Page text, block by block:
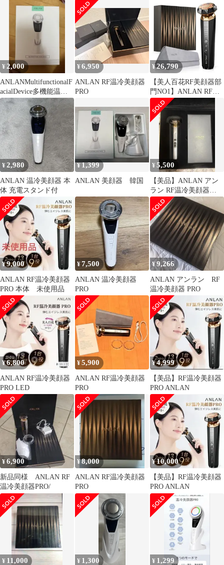
¥ 2,000
ANLANMultifunctionalF
acialDevice多機能温冷
美顔器
¥6,950
ANLAN RF温冷美顔器
PRO
¥26,790
【美人百花RF美顔器部
門NO1】ANLAN RF温
冷美顔器PRO EMS イオ
ン リフトケア 表情筋
led 光フォトエステ
2MHz 高周波 温冷ケア
1台9役 多機能 18K純金
メッキ 年齢肌対策pms
¥2,980
ANLAN 温冷美顔器 本
体 充電スタンド付
¥1,399
ANLAN 美顔器 韓国
¥5,500
【美品】ANLAN アン
ラン RF温冷美顔器
PRO 付属品全て新品
¥9,000
ANLAN RF温冷美顔器
PRO 本体 未使用品
¥7,500
ANLAN 温冷美顔器
PRO
¥9,266
ANLAN アンラン RF
温冷美顔器 PRO
¥6,800
ANLAN RF温冷美顔器
PRO LED
¥5,900
ANLAN RF温冷美顔器
PRO
¥4,999
【美品】RF温冷美顔器
PRO ANLAN
¥6,900
新品同様 ANLAN RF
温冷美顔器PRO/
¥ 8,000
ANLAN RF温冷美顔器
PRO
¥10,000
【美品】RF温冷美顔器
PRO ANLAN
¥ 11,000 ¥ 1,300 ¥ 1,299